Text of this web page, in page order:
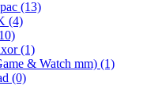
(13)
(4)
(1)
& Watch mm) (1)
(0)